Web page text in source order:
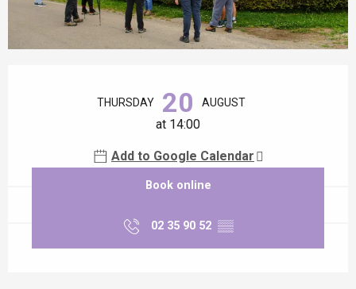
THURSDAY 20 AUGUST
at 14:00
Add to Google Calendar
Book online
02 35 90 52 ▒▒